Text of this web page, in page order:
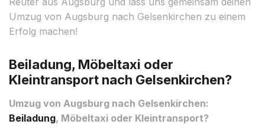
Umzug von Augsburg nach Gelsenkirchen zu einem
Erfolg machen!
Beiladung, Möbeltaxi oder
Kleintransport nach Gelsenkirchen?
Umzug von Augsburg nach Gelsenkirchen:
Beiladung, Möbeltaxi oder Kleintransport?